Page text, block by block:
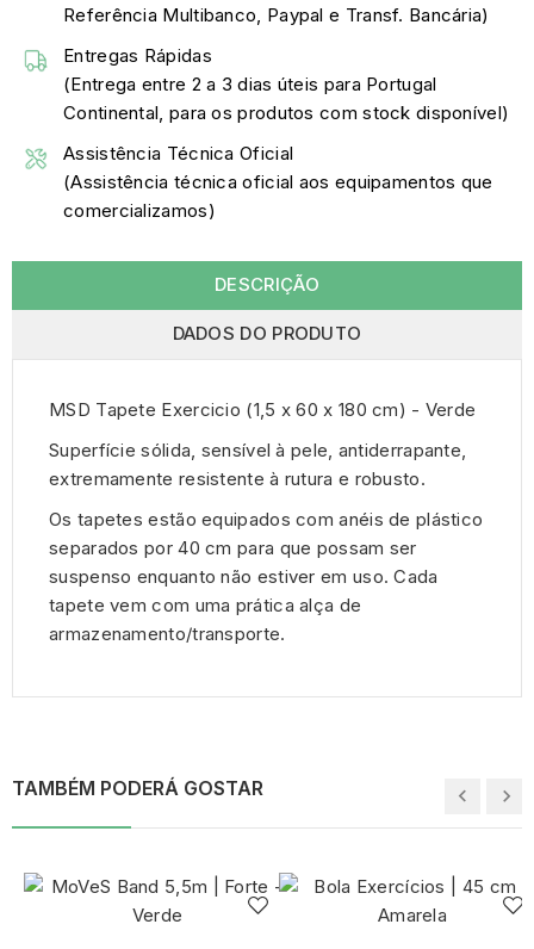
Referência Multibanco, Paypal e Transf. Bancária)
Entregas Rápidas
(Entrega entre 2 a 3 dias úteis para Portugal
Continental, para os produtos com stock disponível)
Assistência Técnica Oficial
(Assistência técnica oficial aos equipamentos que
comercializamos)
DESCRIÇÃO
DADOS DO PRODUTO
MSD Tapete Exercicio (1,5 x 60 x 180 cm) - Verde
Superfície sólida, sensível à pele, antiderrapante,
extremamente resistente à rutura e robusto.
Os tapetes estão equipados com anéis de plástico
separados por 40 cm para que possam ser
suspenso enquanto não estiver em uso. Cada
tapete vem com uma prática alça de
armazenamento/transporte.
TAMBÉM PODERÁ GOSTAR